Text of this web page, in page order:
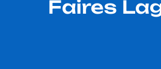
Faires